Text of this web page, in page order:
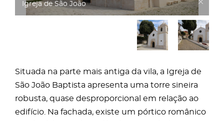
Igreja de São João
Situada na parte mais antiga da vila, a Igreja de
São João Baptista apresenta uma torre sineira
robusta, quase desproporcional em relação ao
edifício. Na fachada, existe um pórtico românico